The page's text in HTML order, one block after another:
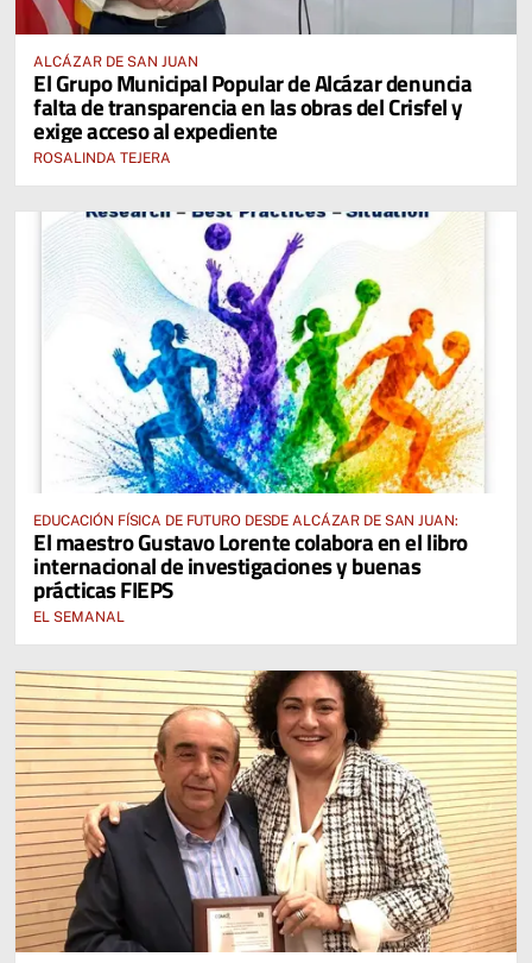
ALCÁZAR DE SAN JUAN
El Grupo Municipal Popular de Alcázar denuncia
falta de transparencia en las obras del Crisfel y
exige acceso al expediente
ROSALINDA TEJERA
EDUCACIÓN FÍSICA DE FUTURO DESDE ALCÁZAR DE SAN JUAN:
El maestro Gustavo Lorente colabora en el libro
internacional de investigaciones y buenas
prácticas FIEPS
EL SEMANAL